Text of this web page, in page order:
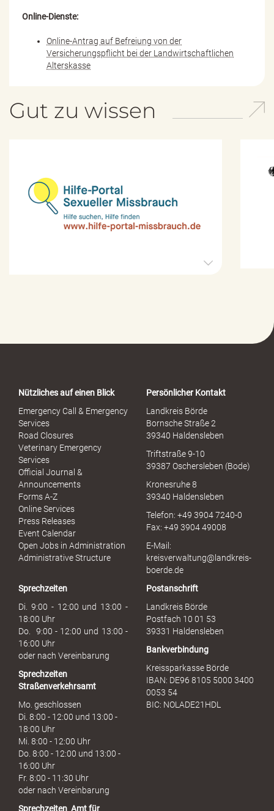
Online-Dienste:
Online-Antrag auf Befreiung von der
Versicherungspflicht bei der Landwirtschaftlichen
Alterskasse
Gut zu wissen
o
u
h
Nützliches auf einen Blick
Emergency Call & Emergency
Services
Road Closures
Veterinary Emergency
Services
Official Journal &
Announcements
Forms A-Z
Online Services
Press Releases
Event Calendar
Open Jobs in Administration
Administrative Structure
Persönlicher Kontakt
Landkreis Börde
Bornsche Straße 2
39340 Haldensleben
Triftstraße 9-10
39387 Oschersleben (Bode)
Kronesruhe 8
39340 Haldensleben
Telefon: +49 3904 7240-0
Fax: +49 3904 49008
E-Mail:
kreisverwaltung@landkreis-
boerde.de
Sprechzeiten
Di. 9:00 - 12:00 und 13:00 -
18:00 Uhr
Do. 9:00 - 12:00 und 13:00 -
16:00 Uhr
oder nach Vereinbarung
Sprechzeiten
Straßenverkehrsamt
Mo. geschlossen
Di. 8:00 - 12:00 und 13:00 -
18:00 Uhr
Mi. 8:00 - 12:00 Uhr
Do. 8:00 - 12:00 und 13:00 -
16:00 Uhr
Fr. 8:00 - 11:30 Uhr
oder nach Vereinbarung
Sprechzeiten Amt für
Postanschrift
Landkreis Börde
Postfach 10 01 53
39331 Haldensleben
Bankverbindung
Kreissparkasse Börde
IBAN: DE96 8105 5000 3400
0053 54
BIC: NOLADE21HDL